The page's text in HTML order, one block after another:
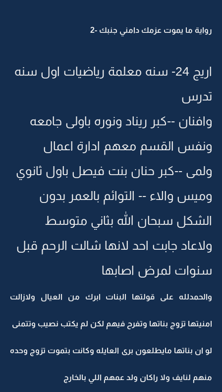
رواية ما يموت عزمك دامني جنبك -2
اريج 24- سنه معلمة رياضيات اول سنه
تدرس
وافنان --كبر ريناد ونوره باولى جامعه
ونفس القسم معهم ادارة اعمال
ولمى --كبر حنان بنت فيصل باول ثانوي
وميس والاء -- التوائم بالعمر بدون
الشكل سبحان الله بثاني متوسط
ولاعاد جابت احد لانها شالت الرحم قبل
سنوات لمرض اصابها
والحمدلله على قولتها البنات ابرك من العيال ولازالت
امنيتها تزوج بناتها وتفرح فيهم لكن لم يكتب نصيب وتتمنى
لو ان بناتها مايطلعون برى العايله وكانت بتموت تزوج وحده
منهم لنايف ولا راكان ولد عمهم اللي بالخارج